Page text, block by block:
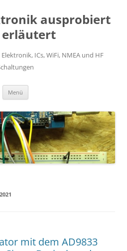
ausprobiert
erläutert
ICs, WiFi, NMEA und HF
Menü
mit dem AD9833